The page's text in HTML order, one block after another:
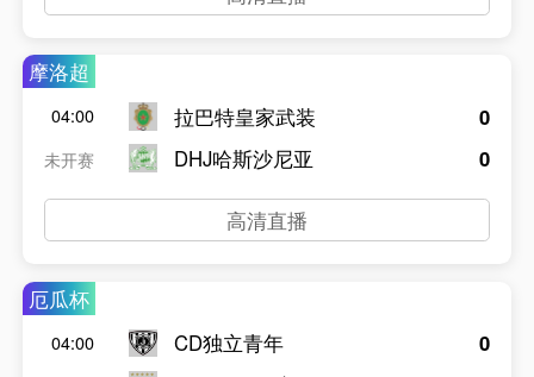
摩洛超
04:00
未开赛
拉巴特皇家武装
DHJ哈斯沙尼亚
0
0
高清直播
厄瓜杯
04:00
CD独立青年
0